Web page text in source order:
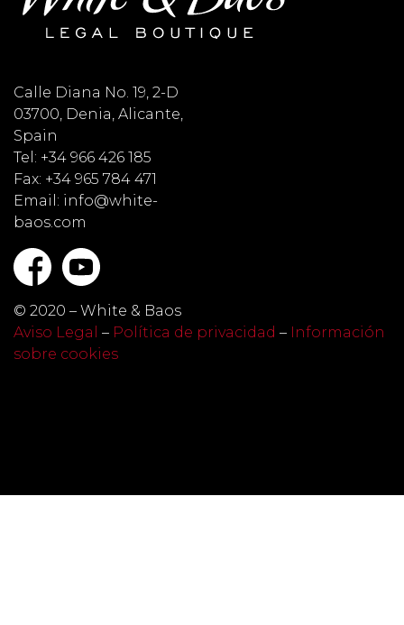
Calle Diana No. 19, 2-D
03700, Denia, Alicante,
Spain
Tel: +34 966 426 185
Fax: +34 965 784 471
Email: info@white-
baos.com
© 2020 – White & Baos
Aviso Legal – Política de privacidad – Información
sobre cookies